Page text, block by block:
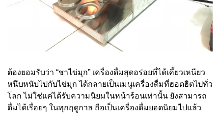
ต้องยอมรับว่า “ชาไข่มุก” เครื่องดื่มสุดอร่อยที่ได้เคี้ยวเหนียว
หนึบหนับไปกับไข่มุก ได้กลายเป็นเมนูเครื่องดื่มที่ฮอตฮิตไปทั่ว
โลก ไม่ใช่แค่ได้รับความนิยมในหน้าร้อนเท่านั้น ยังสามารถ
ดื่มได้เรื่อยๆ ในทุกฤดูกาล ถือเป็นเครื่องดื่มยอดนิยมไปแล้ว